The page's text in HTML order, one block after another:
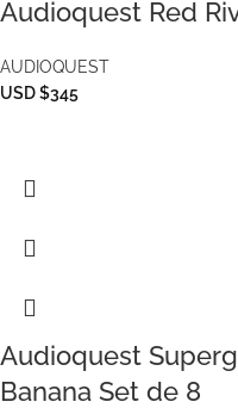
Audioquest Red
AUDIOQUEST
USD $345
Audioquest
Banana Set de 8